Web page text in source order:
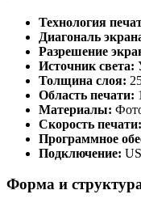
Технология
Диагональ
Разрешение
Источник света:
Толщина слоя:
Область печати:
Материалы:
Скорость печати:
Программное
Подключение:
Форма и